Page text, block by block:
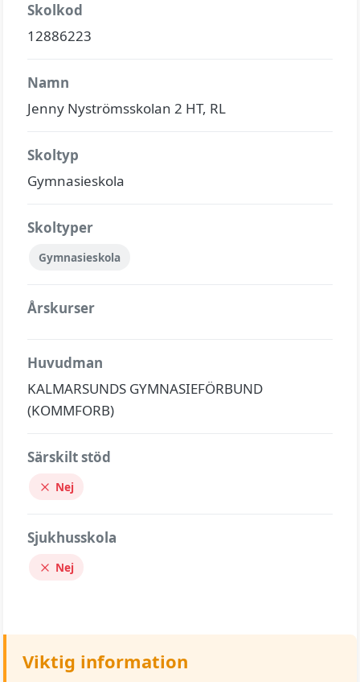
Skolkod
12886223
Namn
Jenny Nyströmsskolan 2 HT, RL
Skoltyp
Gymnasieskola
Skoltyper
Gymnasieskola
Årskurser
Huvudman
KALMARSUNDS GYMNASIEFÖRBUND
(KOMMFORB)
Särskilt stöd
Nej
Sjukhusskola
Nej
Viktig information